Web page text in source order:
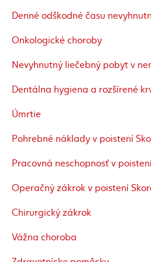
Denné odškodné času
Onkologické choroby
Nevyhnutný liečebný pobyt v
Dentálna hygiena a rozšírené
Úmrtie
Pohrebné náklady v poistení
Pracovná neschopnosť v
Operačný zákrok v poistení
Chirurgický zákrok
Vážna choroba